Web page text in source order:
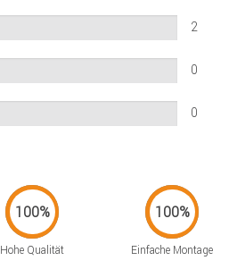
2
0
0
Hohe Qualität Einfache Montage